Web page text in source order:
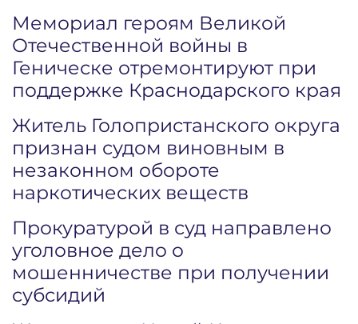
Мемориал героям Великой
Отечественной войны в
Геническе отремонтируют при
поддержке Краснодарского края
Житель Голопристанского округа
признан судом виновным в
незаконном обороте
наркотических веществ
Прокуратурой в суд направлено
уголовное дело о
мошенничестве при получении
субсидий